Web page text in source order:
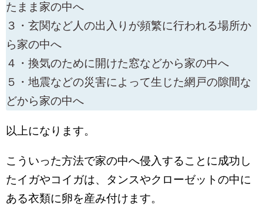
たまま家の中へ
３・玄関など人の出入りが頻繁に行われる場所か
ら家の中へ
４・換気のために開けた窓などから家の中へ
５・地震などの災害によって生じた網戸の隙間な
どから家の中へ
以上になります。
こういった方法で家の中へ侵入することに成功し
たイガやコイガは、タンスやクローゼットの中に
ある衣類に卵を産み付けます。